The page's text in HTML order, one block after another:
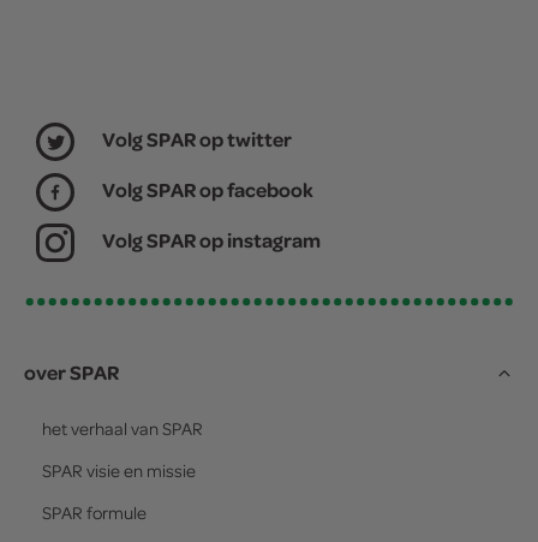
Volg SPAR op twitter
Volg SPAR op facebook
Volg SPAR op instagram
over SPAR
het verhaal van SPAR
SPAR visie en missie
SPAR formule